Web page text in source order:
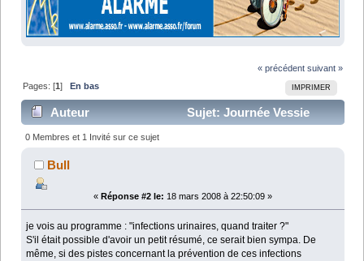
« précédent suivant »
IMPRIMER
Pages: [1] En bas
Auteur
Sujet: Journée Vessie
Neurologique: Mieux vivre son handicap (Lu 11092
fois)
0 Membres et 1 Invité sur ce sujet
Bull
« Réponse #2 le: 18 mars 2008 à 22:50:09 »
je vois au programme : "infections urinaires, quand traiter ?"
S'il était possible d'avoir un petit résumé, ce serait bien sympa. De
même, si des pistes concernant la prévention de ces infections